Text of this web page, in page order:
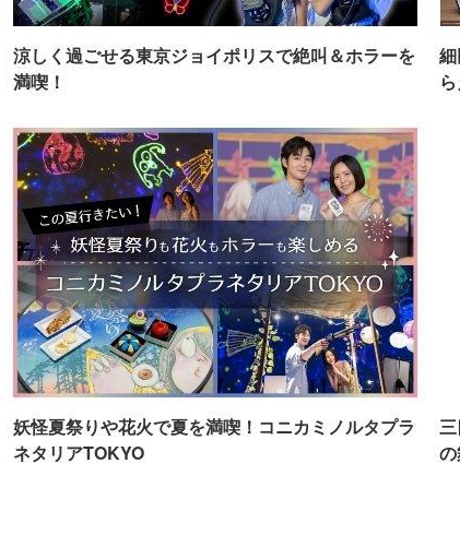
涼しく過ごせる東京ジョイポリスで絶叫＆ホラーを
満喫！
妖怪夏祭りや花火で夏を満喫！コニカミノルタプラ
ネタリアTOKYO